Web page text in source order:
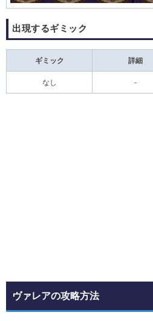
出現するギミック
ギミック 詳細
なし -
ヴァレアの攻略方法